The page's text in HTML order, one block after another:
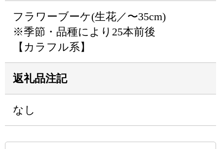
フラワーブーケ(生花／〜35cm)
※季節・品種により25本前後
【カラフル系】
返礼品注記
なし